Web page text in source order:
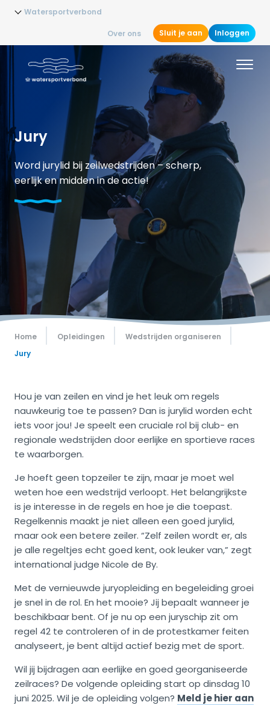
Watersportverbond
Over ons Sluit je aan Inloggen
Jury
Word jurylid bij zeilwedstrijden – scherp,
eerlijk en midden in de actie!
Home Opleidingen
Wedstrijden organiseren
Jury
Hou je van zeilen en vind je het leuk om regels
nauwkeurig toe te passen? Dan is jurylid worden echt
iets voor jou! Je speelt een cruciale rol bij club- en
regionale wedstrijden door eerlijke en sportieve races
te waarborgen.
Je hoeft geen topzeiler te zijn, maar je moet wel
weten hoe een wedstrijd verloopt. Het belangrijkste
is je interesse in de regels en hoe je die toepast.
Regelkennis maakt je niet alleen een goed jurylid,
maar ook een betere zeiler. “Zelf zeilen wordt er, als
je alle regeltjes echt goed kent, ook leuker van,” zegt
international judge Nicole de By.
Met de vernieuwde juryopleiding en begeleiding groei
je snel in de rol. En het mooie? Jij bepaalt wanneer je
beschikbaar bent. Of je nu op een juryschip zit om
regel 42 te controleren of in de protestkamer feiten
analyseert, je bent altijd actief bezig met de sport.
Wil jij bijdragen aan eerlijke en goed georganiseerde
zeilraces? De volgende opleiding start op dinsdag 10
juni 2025. Wil je de opleiding volgen? Meld je hier aan